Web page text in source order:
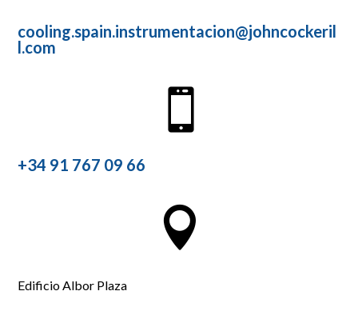
cooling.spain.instrumentacion@johncockeril
l.com

+34 91 767 09 66

Edificio Albor Plaza